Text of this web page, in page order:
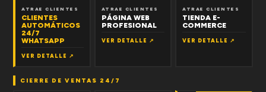
ATRAE CLIENTES
CLIENTES
AUTOMÁTICOS
24/7
WHATSAPP
VER DETALLE ↗
ATRAE CLIENTES
PÁGINA WEB
PROFESIONAL
VER DETALLE ↗
ATRAE CLIENTES
TIENDA E-
COMMERCE
VER DETALLE ↗
CIERRE DE VENTAS 24/7